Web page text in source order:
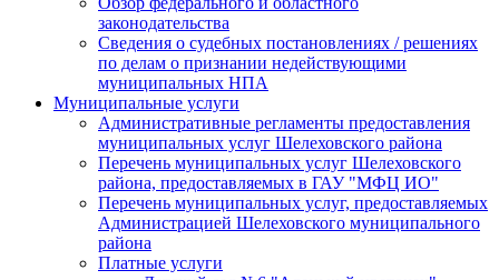
законодательства
Сведения о судебных постановлениях / решениях
по делам о признании недействующими
муниципальных НПА
Муниципальные услуги
Административные регламенты предоставления
муниципальных услуг Шелеховского района
Перечень муниципальных услуг Шелеховского
района, предоставляемых в ГАУ "МФЦ ИО"
Перечень муниципальных услуг, предоставляемых
Администрацией Шелеховского муниципального
района
Платные услуги